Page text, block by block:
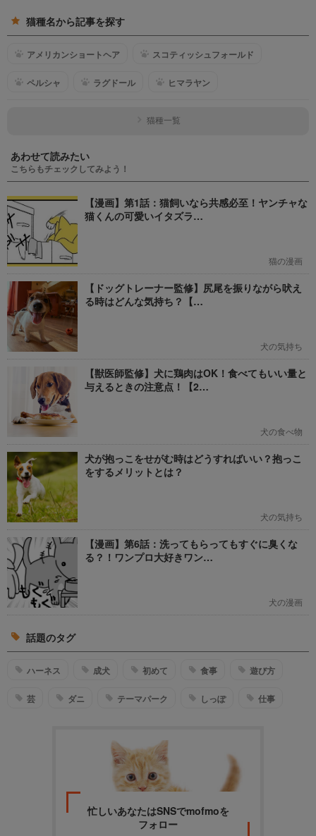
猫種名から記事を探す
アメリカンショートヘア スコティッシュフォールド
ペルシャ ラグドール ヒマラヤン
猫種一覧
あわせて読みたい
こちらもチェックしてみよう！
【漫画】第1話：猫飼いなら共感必至！ヤンチャな
猫くんの可愛いイタズラ…
猫の漫画
【ドッグトレーナー監修】尻尾を振りながら吠え
る時はどんな気持ち？【…
犬の気持ち
【獣医師監修】犬に鶏肉はOK！食べてもいい量と
与えるときの注意点！【2…
犬の食べ物
犬が抱っこをせがむ時はどうすればいい？抱っこ
をするメリットとは？
犬の気持ち
【漫画】第6話：洗ってもらってもすぐに臭くな
る？！ワンプロ大好きワン…
犬の漫画
話題のタグ
ハーネス 成犬 初めて 食事 遊び方
芸 ダニ テーマパーク しっぽ 仕事
忙しいあなたはSNSでmofmoを
フォロー